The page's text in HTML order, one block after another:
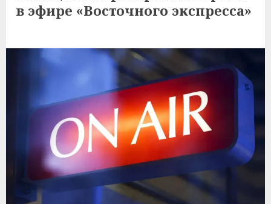
в эфире «Восточного экспресса»